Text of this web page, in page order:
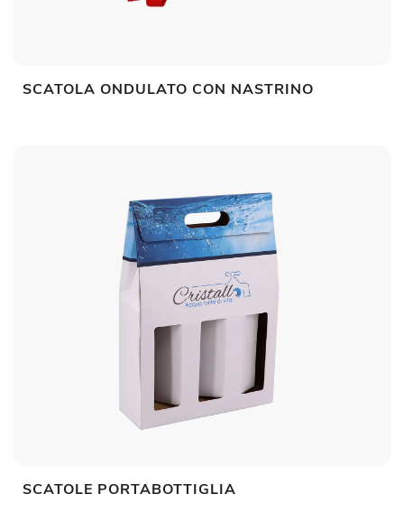
SCATOLA ONDULATO CON NASTRINO
SCATOLE PORTABOTTIGLIA